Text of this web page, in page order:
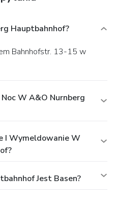
Hauptbahnhof?
W A&O Nurnberg
I Wymeldowanie W
Jest Basen?